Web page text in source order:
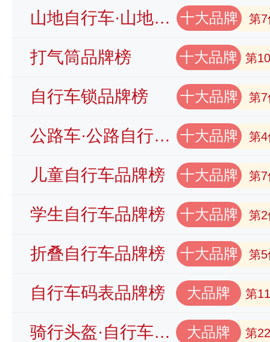
山地自行车·山地车品牌榜 十大品牌 第7
打气筒品牌榜 十大品牌 第
自行车锁品牌榜 十大品牌 第7
公路车·公路自行车品牌榜 十大品牌 第4
儿童自行车品牌榜 十大品牌 第7
学生自行车品牌榜 十大品牌 第2
折叠自行车品牌榜 十大品牌 第5
自行车码表品牌榜 大品牌 第
骑行头盔·自行车头盔品牌榜 大品牌 第